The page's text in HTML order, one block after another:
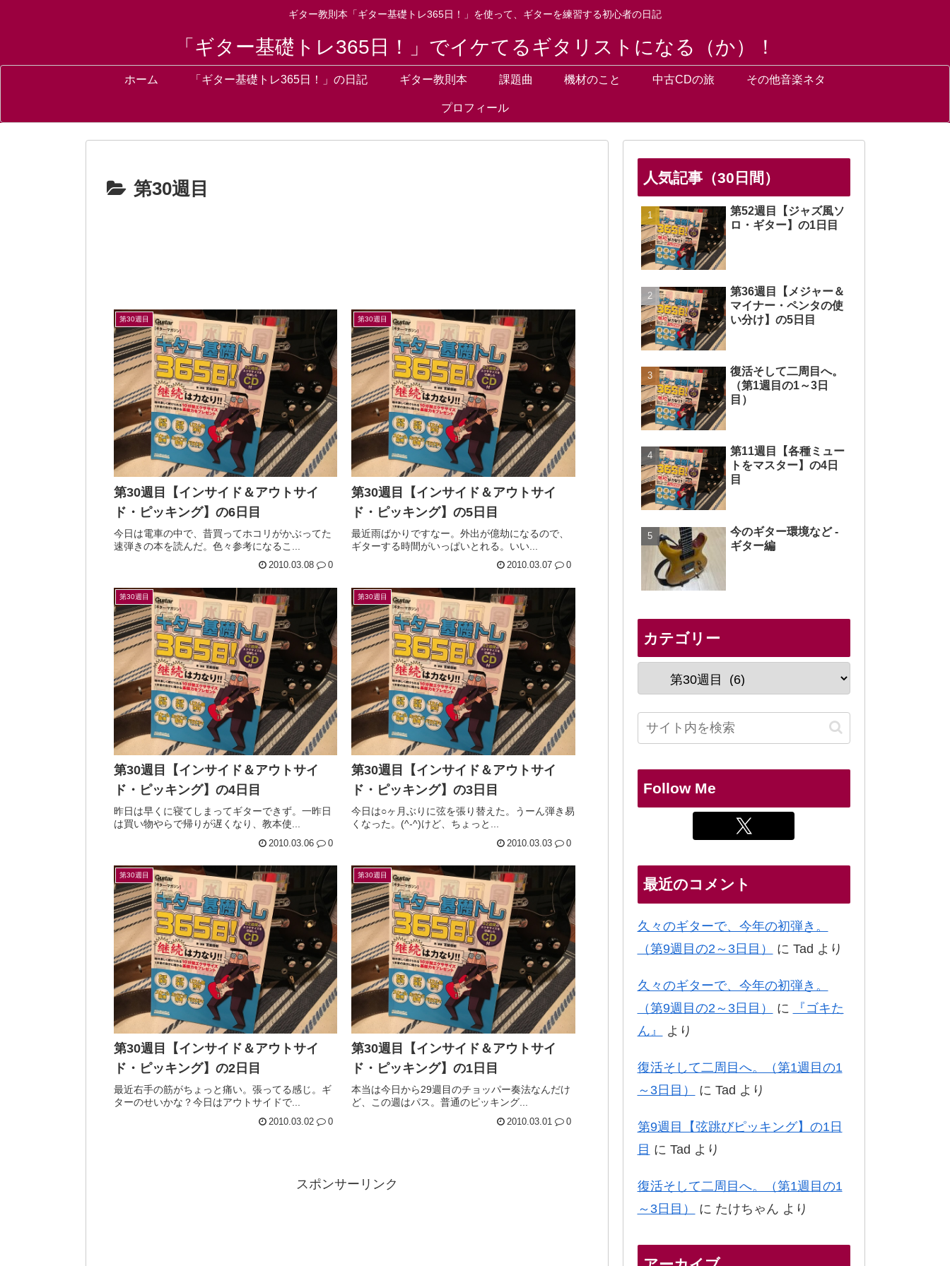
ギター教則本「ギター基礎トレ365日！」を使って、ギターを練習する初心者の日記
「ギター基礎トレ365日！」でイケてるギタリストになる（か）！
ホーム 「ギター基礎トレ365日！」の日記 ギター教則本 課題曲 機材のこと 中古CDの旅 その他音楽ネタ
プロフィール
第30週目
第30週目
第30週目【インサイド＆アウトサイ
ド・ピッキング】の6日目
今日は電車の中で、昔買ってホコリがかぶってた
速弾きの本を読んだ。色々参考になるこ...
2010.03.08 0
第30週目
第30週目【インサイド＆アウトサイ
ド・ピッキング】の5日目
最近雨ばかりですなー。外出が億劫になるので、
ギターする時間がいっぱいとれる。いい...
2010.03.07 0
第30週目
第30週目【インサイド＆アウトサイ
ド・ピッキング】の4日目
昨日は早くに寝てしまってギターできず。一昨日
は買い物やらで帰りが遅くなり、教本使...
2010.03.06 0
第30週目
第30週目【インサイド＆アウトサイ
ド・ピッキング】の3日目
今日は○ヶ月ぶりに弦を張り替えた。うーん弾き易
くなった。(^-^)けど、ちょっと...
2010.03.03 0
第30週目
第30週目【インサイド＆アウトサイ
ド・ピッキング】の2日目
最近右手の筋がちょっと痛い。張ってる感じ。ギ
ターのせいかな？今日はアウトサイドで...
2010.03.02 0
第30週目
第30週目【インサイド＆アウトサイ
ド・ピッキング】の1日目
本当は今日から29週目のチョッパー奏法なんだけ
ど、この週はパス。普通のピッキング...
2010.03.01 0
スポンサーリンク
人気記事（30日間）
第52週目【ジャズ風ソ
ロ・ギター】の1日目
第36週目【メジャー＆
マイナー・ペンタの使
い分け】の5日目
復活そして二周目へ。
（第1週目の1～3日
目）
第11週目【各種ミュー
トをマスター】の4日
目
今のギター環境など -
ギター編
カテゴリー
Follow Me
最近のコメント
久々のギターで、今年の初弾き。
（第9週目の2～3日目）
に Tad より
久々のギターで、今年の初弾き。
（第9週目の2～3日目）
に
『ゴキた
ん』
より
復活そして二周目へ。（第1週目の1
～3日目）
に Tad より
第9週目【弦跳びピッキング】の1日
目 に Tad より
復活そして二周目へ。（第1週目の1
～3日目）
に たけちゃん より